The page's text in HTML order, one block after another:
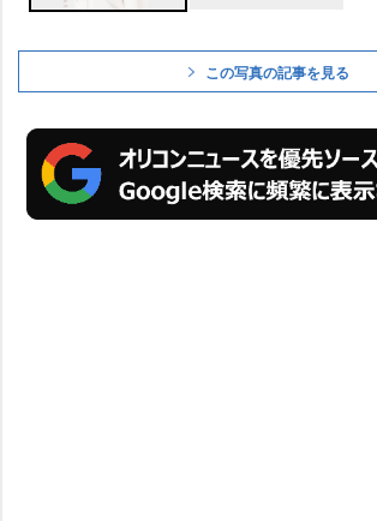
この写真の記事を見る